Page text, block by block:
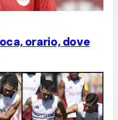
orario, dove